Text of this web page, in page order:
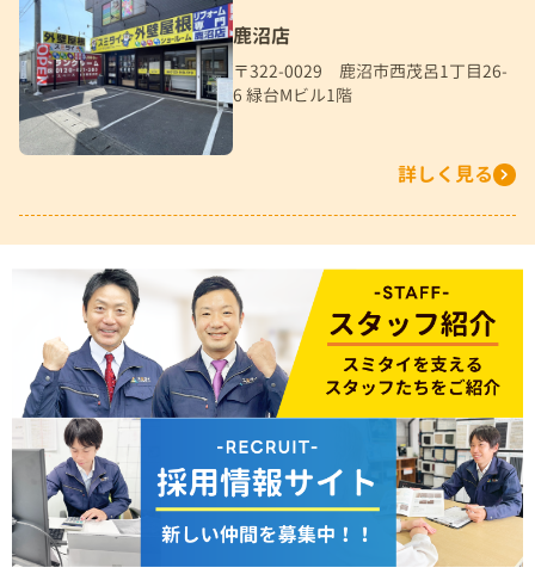
鹿沼店
〒322-0029 鹿沼市西茂呂1丁目26-
6 緑台Mビル1階
詳しく見る